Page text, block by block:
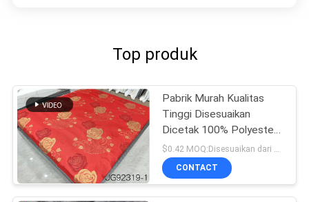
Top produk
Pabrik Murah Kualitas
Tinggi Disesuaikan
Dicetak 100% Polyester
TRICOT Mattress Fabric
CONTACT